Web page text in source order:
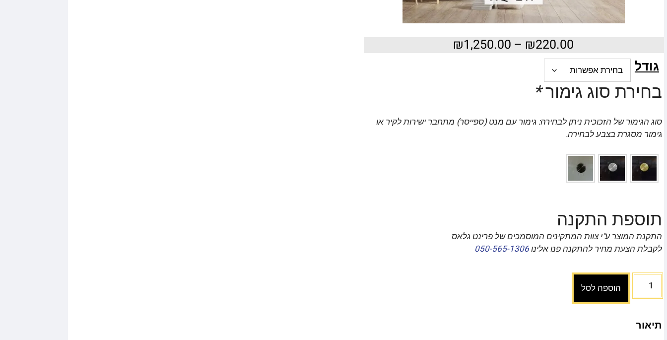
₪220.00
–
₪1,250.00
גודל
בחירת סוג גימור*
סוג הגימור של הזכוכית ניתן לבחירה: גימור עם מנט (ספייסר) מתחבר ישירות לקיר או
גימור מסגרת בצבע לבחירה.
תוספת התקנה
התקנת המוצר ע"י צוות המתקינים המוסמכים של פרינט גלאס
לקבלת הצעת מחיר להתקנה פנו אלינו050-565-1306
הוספה לסל
תיאור